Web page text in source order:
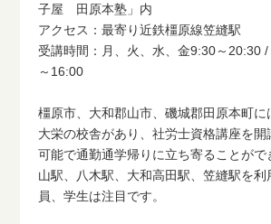
子屋 田原本塾」内
アクセス：最寄り近鉄橿原線笠縫駅
受講時間：月、火、水、金9:30～20:30
～16:00
橿原市、大和郡山市、磯城郡田原本町に
大栄の校舎があり、社労士資格講座を開
可能で通勤通学帰りに立ち寄ることがで
山駅、八木駅、大和高田駅、笠縫駅を利
員、学生は注目です。